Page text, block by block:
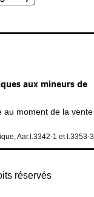
aux mineurs de
au moment de la vente
Aar.l.3342-1 et l.3353-3
réservés